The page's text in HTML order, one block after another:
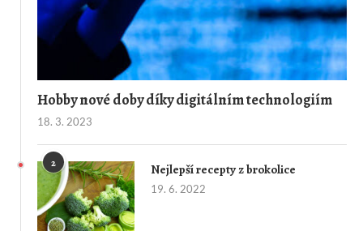
Hobby nové doby díky digitálním technologiím
18. 3. 2023
2 Nejlepší recepty z brokolice
19. 6. 2022